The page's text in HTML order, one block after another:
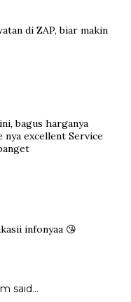
di ZAP, biar makin
bagus harganya
nya excellent Service
infonyaa 😘
said…